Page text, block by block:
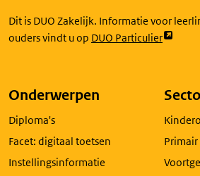
Dit is DUO Zakelijk. Informatie voor
ouders vindt u op DUO Particulier
Link
in
nieuw
tabblad
Onderwerpen
Diploma's
Facet: digitaal toetsen
Instellingsinformatie